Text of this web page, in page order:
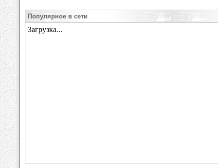
Популярное в сети